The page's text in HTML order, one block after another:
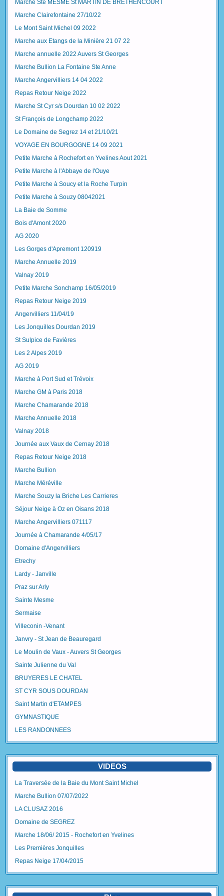
Marche Ste MESME St MARTIN DE BRETHENCOURT
Marche Clairefontaine 27/10/22
Le Mont Saint Michel 09 2022
Marche aux Etangs de la Minière 21 07 22
Marche annuelle 2022 Auvers St Georges
Marche Bullion La Fontaine Ste Anne
Marche Angervilliers 14 04 2022
Repas Retour Neige 2022
Marche St Cyr s/s Dourdan 10 02 2022
St François de Longchamp 2022
Le Domaine de Segrez 14 et 21/10/21
VOYAGE EN BOURGOGNE 14 09 2021
Petite Marche à Rochefort en Yvelines Aout 2021
Petite Marche à l'Abbaye de l'Ouye
Petite Marche à Soucy et la Roche Turpin
Petite Marche à Souzy 08042021
La Baie de Somme
Bois d'Amont 2020
AG 2020
Les Gorges d'Apremont 120919
Marche Annuelle 2019
Valnay 2019
Petite Marche Sonchamp 16/05/2019
Repas Retour Neige 2019
Angervilliers 11/04/19
Les Jonquilles Dourdan 2019
St Sulpice de Favières
Les 2 Alpes 2019
AG 2019
Marche à Port Sud et Trévoix
Marche GM à Paris 2018
Marche Chamarande 2018
Marche Annuelle 2018
Valnay 2018
Journée aux Vaux de Cernay 2018
Repas Retour Neige 2018
Marche Bullion
Marche Méréville
Marche Souzy la Briche Les Carrieres
Séjour Neige à Oz en Oisans 2018
Marche Angervilliers 071117
Journée à Chamarande 4/05/17
Domaine d'Angervilliers
Etrechy
Lardy - Janville
Praz sur Arly
Sainte Mesme
Sermaise
Villeconin -Venant
Janvry - St Jean de Beauregard
Le Moulin de Vaux - Auvers St Georges
Sainte Julienne du Val
BRUYERES LE CHATEL
ST CYR SOUS DOURDAN
Saint Martin d'ETAMPES
GYMNASTIQUE
LES RANDONNEES
VIDEOS
La Traversée de la Baie du Mont Saint Michel
Marche Bullion 07/07/2022
LA CLUSAZ 2016
Domaine de SEGREZ
Marche 18/06/ 2015 - Rochefort en Yvelines
Les Premières Jonquilles
Repas Neige 17/04/2015